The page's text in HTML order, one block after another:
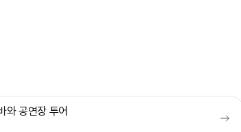
와 공연장 투어